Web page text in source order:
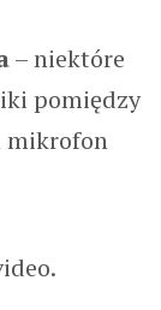
– niektóre
pomiędzy
mikrofon